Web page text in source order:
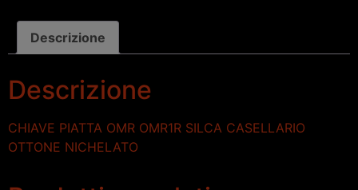
Descrizione
Descrizione
CHIAVE PIATTA OMR OMR1R SILCA CASELLARIO
OTTONE NICHELATO